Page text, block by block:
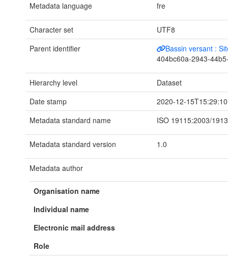
Metadata language fre
Character set
UTF8
Parent identifier
Bassin versant :
404bc60a-2943-
Hierarchy level
Dataset
Date stamp
2020-12-15T15:29:10
Metadata standard name
ISO 19115:2003/
Metadata standard version 1.0
Metadata author
Organisation name
Individual name
Electronic mail address
Role